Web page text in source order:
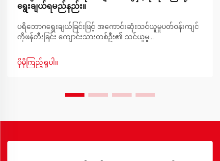
ရွေးချယ်ရမည်နည်း။
ပရိဘောဂရွေးချယ်ခြင်းဖြင့် အကောင်းဆုံးသင်ယူမှုပတ်ဝန်းကျင်
ကိုဖန်တီးခြင်း ကျောင်းသားတစ်ဦး၏ သင်ယူမှု
မူတည်ပါသည်။ ကျောင်းသားများသည်နေ့စဉ်နာရီပေါင်းများစွာ
စားပွဲတွင်ထိုင်နေရသည့်အခါ အဆင်ပြေမှုကို အလေးထား
ပိုမိုကြည့်ရှုပါ။